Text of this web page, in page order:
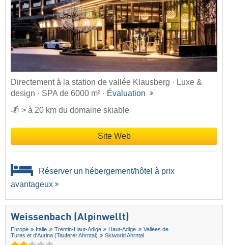
Directement à la station de vallée Klausberg · Luxe &
design · SPA de 6000 m² · Évaluation
> à 20 km du domaine skiable
Site Web
Réserver un hébergement/hôtel à prix
avantageux
Weissenbach (Alpinwellt)
Europe Italie Trentin-Haut-Adige Haut-Adige
Vallées de
Tures et d'Aurina (Tauferer Ahrntal)
Skiworld Ahrntal